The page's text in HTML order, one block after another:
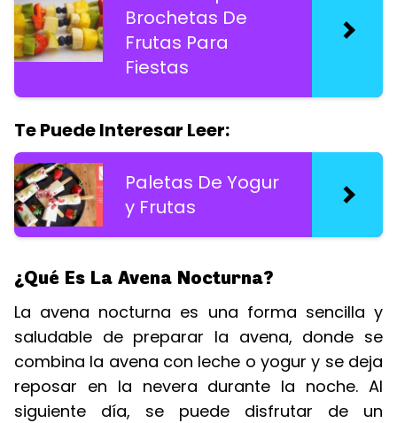
Brochetas De
Frutas Para
Fiestas
Te Puede Interesar Leer:
Paletas De Yogur
y Frutas
¿Qué Es La Avena Nocturna?
La avena nocturna es una forma sencilla y
saludable de preparar la avena, donde se
combina la avena con leche o yogur y se deja
reposar en la nevera durante la noche. Al
siguiente día, se puede disfrutar de un